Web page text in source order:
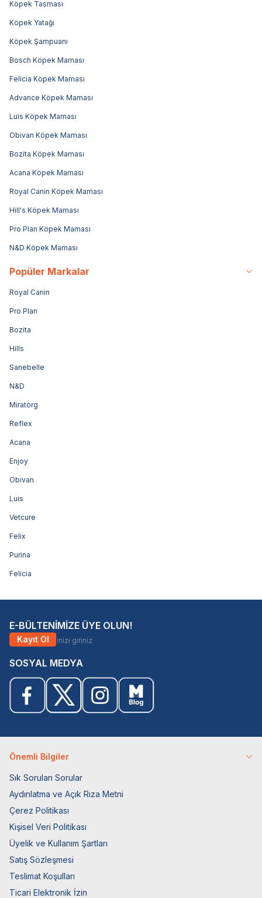
Köpek Tasması
Köpek Yatağı
Köpek Şampuanı
Bosch Köpek Maması
Felicia Köpek Maması
Advance Köpek Maması
Luis Köpek Maması
Obivan Köpek Maması
Bozita Köpek Maması
Acana Köpek Maması
Royal Canin Köpek Maması
Hill's Köpek Maması
Pro Plan Köpek Maması
N&D Köpek Maması
Popüler Markalar
Royal Canin
Pro Plan
Bozita
Hills
Sanebelle
N&D
Miratorg
Reflex
Acana
Enjoy
Obivan
Luis
Vetcure
Felix
Purina
Felicia
E-BÜLTENİMİZE ÜYE OLUN!
Kayıt Ol
SOSYAL MEDYA
Önemli Bilgiler
Sık Sorulan Sorular
Aydınlatma ve Açık Rıza Metni
Çerez Politikası
Kişisel Veri Politikası
Üyelik ve Kullanım Şartları
Satış Sözleşmesi
Teslimat Koşulları
Ticari Elektronik İzin